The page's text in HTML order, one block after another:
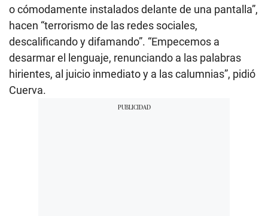
o cómodamente instalados delante de una pantalla”,
hacen “terrorismo de las redes sociales,
descalificando y difamando”. “Empecemos a
desarmar el lenguaje, renunciando a las palabras
hirientes, al juicio inmediato y a las calumnias”, pidió
Cuerva.